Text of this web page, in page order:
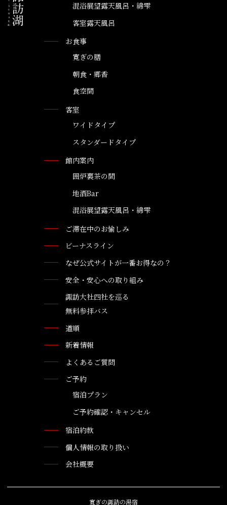
混浴展望露天風呂・綿雫
客室露天風呂
お食事
寛ぎの膳
朝食・郷香
食空間
客室
ワイドタイプ
スタンダードタイプ
館内案内
囲炉裏茶の間
地酒Bar
混浴展望露天風呂・綿雫
ご滞在中のお愉しみ
ビーナスライン
なぜ公式サイトが一番お得なの？
安全・安心への取り組み
諏訪大社四社を巡る
無料参拝バス
道順
新着情報
よくあるご質問
ご予約
宿泊プラン
ご予約確認・キャンセル
宿泊約款
個人情報の取り扱い
会社概要
寛ぎの諏訪の湯宿